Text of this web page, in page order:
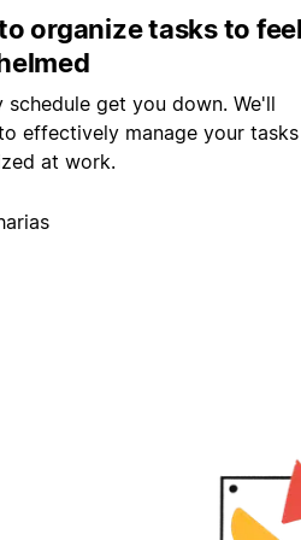
organize tasks to
schedule get you down. We'll
effectively manage your tasks
at work.